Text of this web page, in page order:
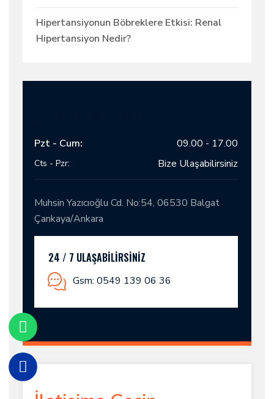
Hipertansiyonun Böbreklere Etkisi: Renal
Hipertansiyon Nedir?
Pzt - Cum: 09.00 - 17.00
Cts - Pzr: Bize Ulaşabilirsiniz
Muhsin Yazıcıoğlu Cd. No:54, 06530 Balgat
Çankaya/Ankara
24 / 7 ULAŞABILIRSINIZ
Gsm: 0549 139 06 36